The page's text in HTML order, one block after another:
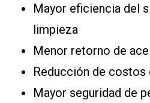
Mayor eficiencia del
limpieza
Menor retorno de
Reducción de costos
Mayor seguridad de